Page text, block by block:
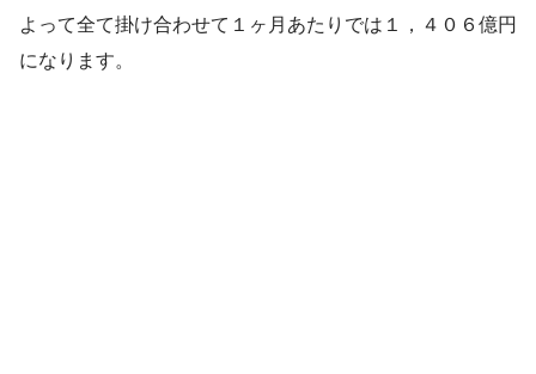
よって全て掛け合わせて１ヶ月あたりでは１，４０６億円
になります。